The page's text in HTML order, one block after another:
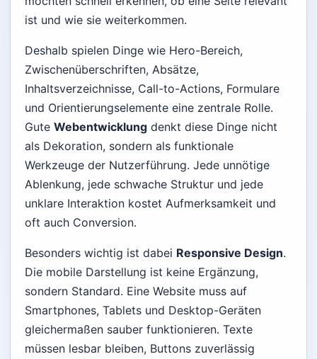
ist und wie sie weiterkommen.
Deshalb spielen Dinge wie Hero-Bereich,
Zwischenüberschriften, Absätze,
Inhaltsverzeichnisse, Call-to-Actions, Formulare
und Orientierungselemente eine zentrale Rolle.
Gute Webentwicklung denkt diese Dinge nicht
als Dekoration, sondern als funktionale
Werkzeuge der Nutzerführung. Jede unnötige
Ablenkung, jede schwache Struktur und jede
unklare Interaktion kostet Aufmerksamkeit und
oft auch Conversion.
Besonders wichtig ist dabei Responsive Design.
Die mobile Darstellung ist keine Ergänzung,
sondern Standard. Eine Website muss auf
Smartphones, Tablets und Desktop-Geräten
gleichermaßen sauber funktionieren. Texte
müssen lesbar bleiben, Buttons zuverlässig